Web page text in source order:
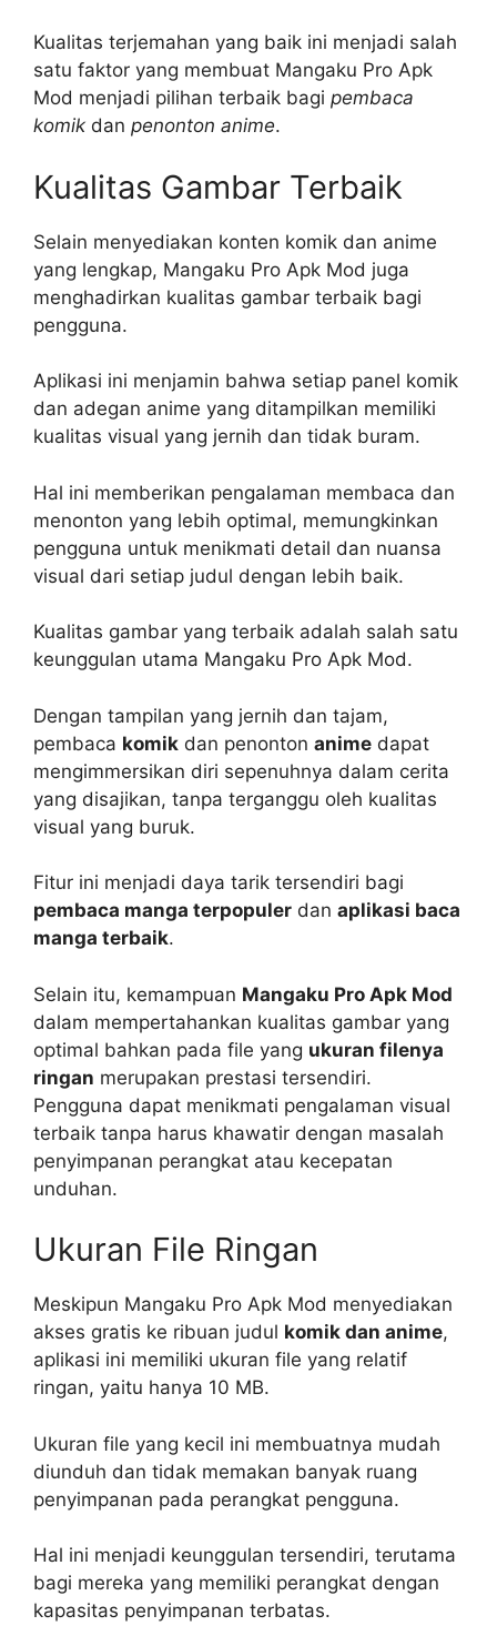
Kualitas terjemahan yang baik ini menjadi salah
satu faktor yang membuat Mangaku Pro Apk
Mod menjadi pilihan terbaik bagi pembaca
komik dan penonton anime.
Kualitas Gambar Terbaik
Selain menyediakan konten komik dan anime
yang lengkap, Mangaku Pro Apk Mod juga
menghadirkan kualitas gambar terbaik bagi
pengguna.
Aplikasi ini menjamin bahwa setiap panel komik
dan adegan anime yang ditampilkan memiliki
kualitas visual yang jernih dan tidak buram.
Hal ini memberikan pengalaman membaca dan
menonton yang lebih optimal, memungkinkan
pengguna untuk menikmati detail dan nuansa
visual dari setiap judul dengan lebih baik.
Kualitas gambar yang terbaik adalah salah satu
keunggulan utama Mangaku Pro Apk Mod.
Dengan tampilan yang jernih dan tajam,
pembaca komik dan penonton anime dapat
mengimmersikan diri sepenuhnya dalam cerita
yang disajikan, tanpa terganggu oleh kualitas
visual yang buruk.
Fitur ini menjadi daya tarik tersendiri bagi
pembaca manga terpopuler dan aplikasi baca
manga terbaik.
Selain itu, kemampuan Mangaku Pro Apk Mod
dalam mempertahankan kualitas gambar yang
optimal bahkan pada file yang ukuran filenya
ringan merupakan prestasi tersendiri.
Pengguna dapat menikmati pengalaman visual
terbaik tanpa harus khawatir dengan masalah
penyimpanan perangkat atau kecepatan
unduhan.
Ukuran File Ringan
Meskipun Mangaku Pro Apk Mod menyediakan
akses gratis ke ribuan judul komik dan anime,
aplikasi ini memiliki ukuran file yang relatif
ringan, yaitu hanya 10 MB.
Ukuran file yang kecil ini membuatnya mudah
diunduh dan tidak memakan banyak ruang
penyimpanan pada perangkat pengguna.
Hal ini menjadi keunggulan tersendiri, terutama
bagi mereka yang memiliki perangkat dengan
kapasitas penyimpanan terbatas.